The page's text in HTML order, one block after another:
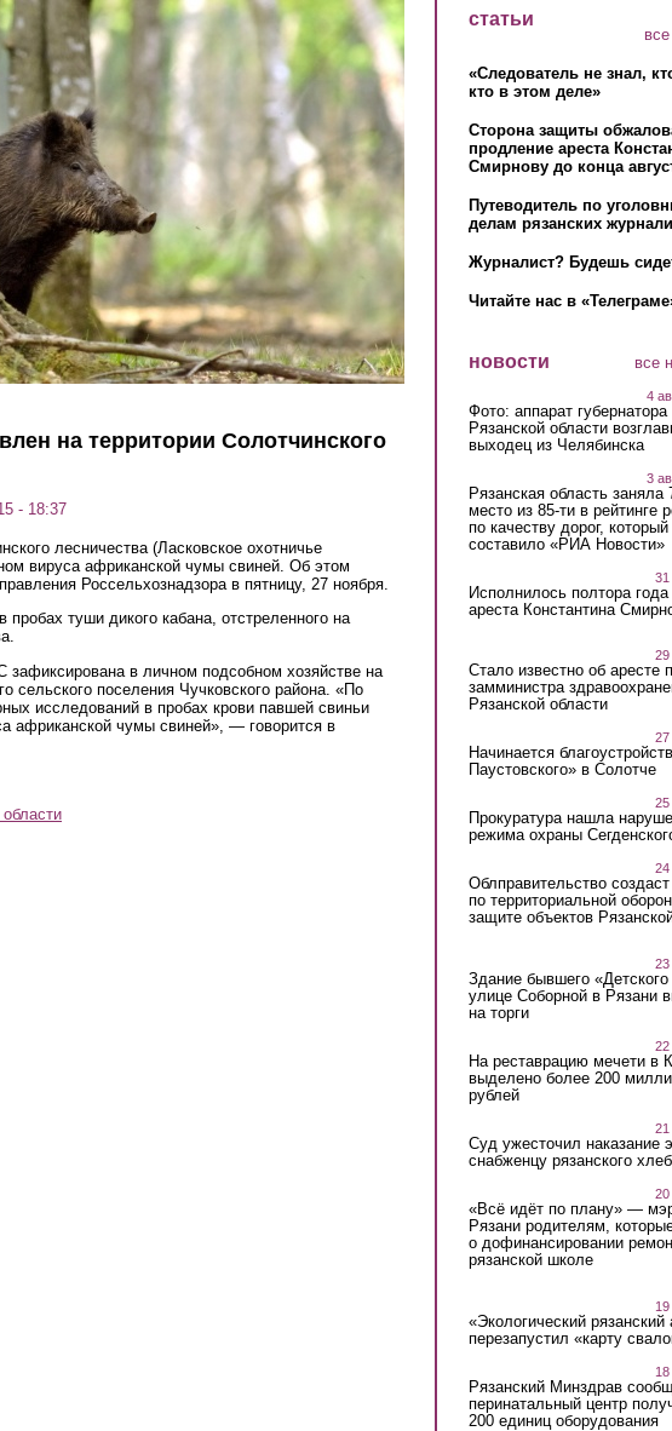
на территории Солотчинского
- 18:37
лесничества (Ласковское охотничье
вируса африканской чумы свиней. Об этом
Россельхознадзора в пятницу, 27 ноября.
туши дикого кабана, отстреленного на
в личном подсобном хозяйстве на
сельского поселения Чучковского района. «По
исследований в пробах крови павшей свиньи
африканской чумы свиней», — говорится в
статьи
«Следователь не знал,
кто в этом деле»
Сторона защиты
продление ареста
Смирнову до конца
Путеводитель по
делам рязанских
Журналист? Будешь
Читайте нас в
новости все
4
Фото: аппарат губернатора
Рязанской области
выходец из Челябинска
3
Рязанская область заняла
место из 85-ти в рейтинге
по качеству дорог, который
составило «РИА Новости»
31
Исполнилось полтора
ареста Константина
29
Стало известно об аресте
замминистра
Рязанской области
27
Начинается
Паустовского» в Солотче
25
Прокуратура нашла
режима охраны
24
Облправительство
по территориальной
защите объектов
23
Здание бывшего
улице Соборной в Рязани
на торги
22
На реставрацию мечети в
выделено более 200
рублей
21
Суд ужесточил наказание
снабженцу рязанского
20
«Всё идёт по плану» —
Рязани родителям,
о дофинансировании
рязанской школе
«Экологический рязанский
перезапустил «карту
Рязанский Минздрав
перинатальный центр
200 единиц оборудования